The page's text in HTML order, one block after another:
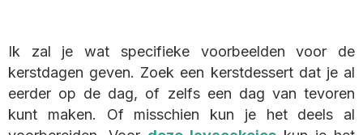
Ik zal je wat specifieke voorbeelden voor de
kerstdagen geven. Zoek een kerstdessert dat je al
eerder op de dag, of zelfs een dag van tevoren
kunt maken. Of misschien kun je het deels al